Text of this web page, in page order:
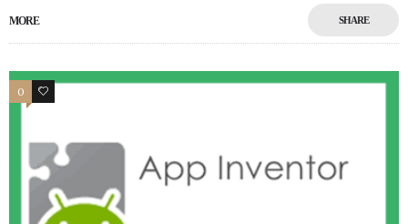
MORE SHARE
0 0